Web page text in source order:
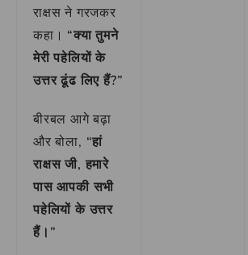
राक्षस ने गरजकर
कहा। “क्या तुमने
मेरी पहेलियों के
उत्तर ढूंढ लिए हैं?”
बीरबल आगे बढ़ा
और बोला, “हां
राक्षस जी, हमारे
पास आपकी सभी
पहेलियों के उत्तर
हैं।”